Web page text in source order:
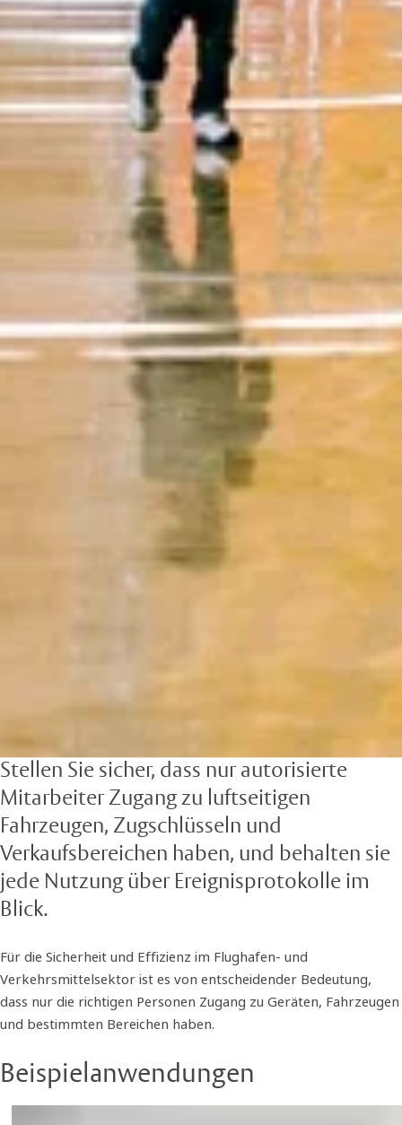
Stellen Sie sicher, dass nur autorisierte
Mitarbeiter Zugang zu luftseitigen
Fahrzeugen, Zugschlüsseln und
Verkaufsbereichen haben, und behalten sie
jede Nutzung über Ereignisprotokolle im
Blick.
Für die Sicherheit und Effizienz im Flughafen- und
Verkehrsmittelsektor ist es von entscheidender Bedeutung,
dass nur die richtigen Personen Zugang zu Geräten, Fahrzeugen
und bestimmten Bereichen haben.
Beispielanwendungen